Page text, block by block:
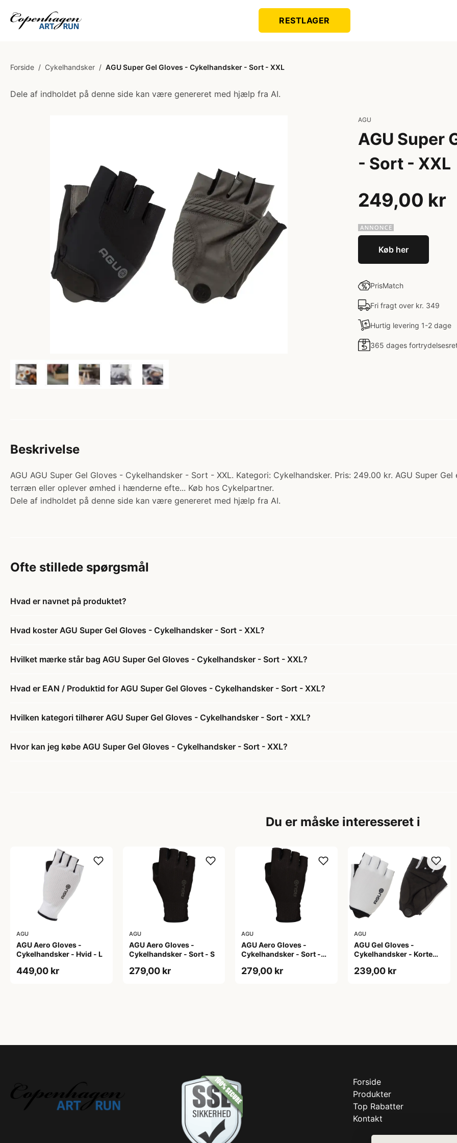
RESTLAGER
Forside / Cykelhandsker / AGU Super Gel Gloves - Cykelhandsker - Sort - XXL
Dele af indholdet på denne side kan være genereret med hjælp fra AI.
AGU
AGU Super
- Sort - XXL
249,00 kr
Køb her
PrisMatch
Fri fragt over kr. 349
Hurtig levering 1-2 dage
365 dages
Beskrivelse
AGU AGU Super Gel Gloves - Cykelhandsker - Sort - XXL. Kategori: Cykelhandsker. Pris: 249.00 kr. AGU Super
terræn eller oplever ømhed i hænderne efte... Køb hos Cykelpartner.
Dele af indholdet på denne side kan være genereret med hjælp fra AI.
Ofte stillede spørgsmål
Hvad er navnet på produktet?
Hvad koster AGU Super Gel Gloves - Cykelhandsker - Sort - XXL?
Hvilket mærke står bag AGU Super Gel Gloves - Cykelhandsker - Sort - XXL?
Hvad er EAN / Produktid for AGU Super Gel Gloves - Cykelhandsker - Sort - XXL?
Hvilken kategori tilhører AGU Super Gel Gloves - Cykelhandsker - Sort - XXL?
Hvor kan jeg købe AGU Super Gel Gloves - Cykelhandsker - Sort - XXL?
Du er måske interesseret i
AGU
AGU Aero Gloves -
Cykelhandsker - Hvid - L
449,00 kr
AGU
AGU Aero Gloves -
Cykelhandsker - Sort - S
279,00 kr
AGU
AGU Aero Gloves -
Cykelhandsker - Sort -
279,00 kr
AGU
AGU Gel Gloves -
Cykelhandsker - Korte
239,00 kr
Forside
Produkter
Top Rabatter
Kontakt